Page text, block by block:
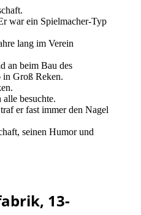
war ein Spielmacher-Typ
lang im Verein
an beim Bau des
in Groß Reken.
besuchte.
er fast immer den Nagel
seinen Humor und
13-